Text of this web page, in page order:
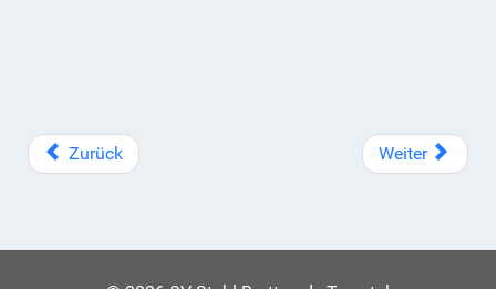
Zurück Weiter